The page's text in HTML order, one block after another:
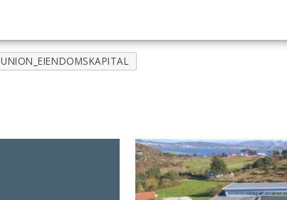
UNION_EIENDOMSKAPITAL